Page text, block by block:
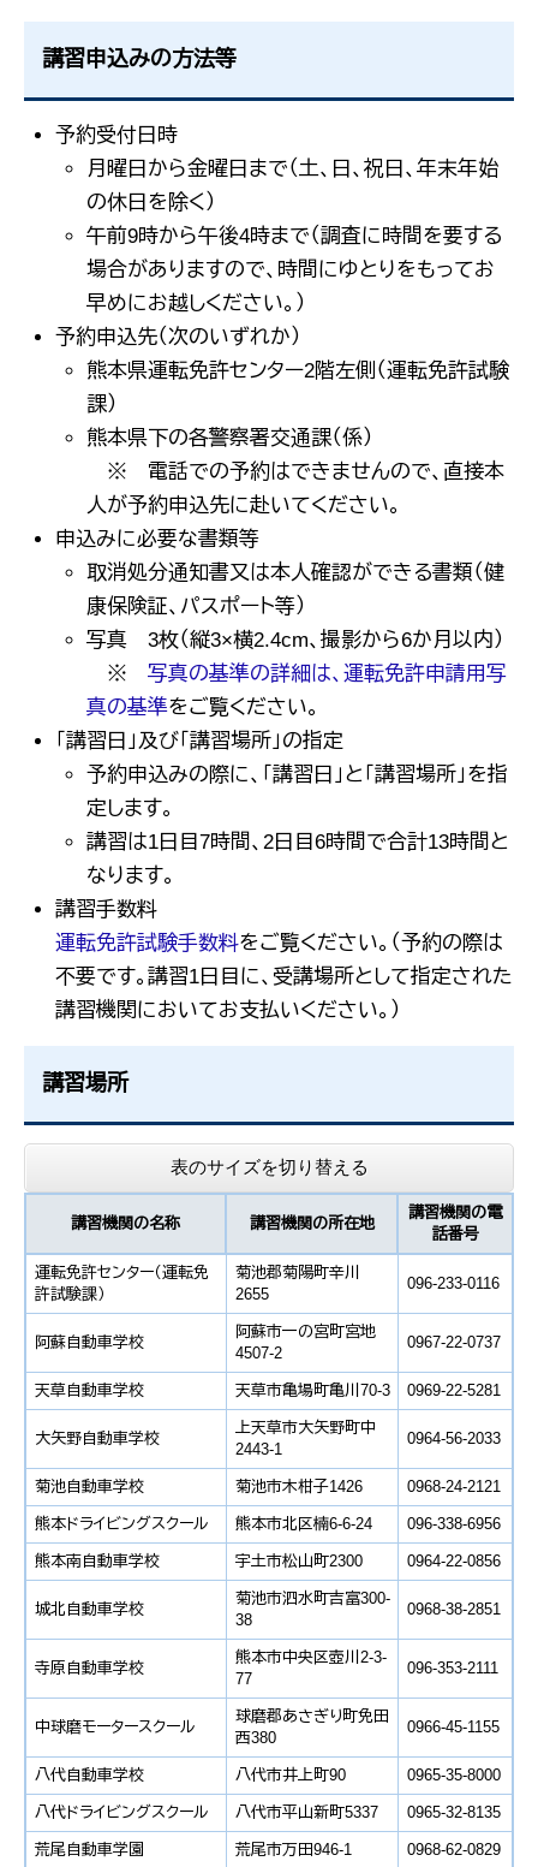
講習申込みの方法等
予約受付日時
月曜日から金曜日まで（土、日、祝日、年末年始
の休日を除く）
午前9時から午後4時まで（調査に時間を要する
場合がありますので、時間にゆとりをもってお
早めにお越しください。）
予約申込先（次のいずれか）
熊本県運転免許センター2階左側（運転免許試験
課）
熊本県下の各警察署交通課（係）
※ 電話での予約はできませんので、直接本
人が予約申込先に赴いてください。
申込みに必要な書類等
取消処分通知書又は本人確認ができる書類（健
康保険証、パスポート等）
写真 3枚（縦3×横2.4cm、撮影から6か月以内）
※ 写真の基準の詳細は、運転免許申請用写
真の基準​をご覧ください。
「講習日」及び「講習場所」の指定
予約申込みの際に、「講習日」と「講習場所」を指
定します。
講習は1日目7時間、2日目6時間で合計13時間と
なります。
講習手数料
運転免許試験手数料をご覧ください。（予約の際は
不要です。講習1日目に、受講場所として指定された
講習機関においてお支払いください。）
講習場所
表のサイズを切り替える
講習機関の名称 講習機関の所在地
講習機関の電
話番号
運転免許センター（運転免
許試験課）
菊池郡菊陽町辛川
2655
096-233-0116
阿蘇自動車学校
阿蘇市一の宮町宮地
4507-2
0967-22-0737
天草自動車学校 天草市亀場町亀川70-3 0969-22-5281
大矢野自動車学校
上天草市大矢野町中
2443-1
0964-56-2033
菊池自動車学校 菊池市木柑子1426 0968-24-2121
熊本ドライビングスクール 熊本市北区楠6-6-24 096-338-6956
熊本南自動車学校 宇土市松山町2300 0964-22-0856
城北自動車学校
菊池市泗水町吉富300-
38
0968-38-2851
寺原自動車学校
熊本市中央区壺川2-3-
77
096-353-2111
中球磨モータースクール
球磨郡あさぎり町免田
西380
0966-45-1155
八代自動車学校 八代市井上町90 0965-35-8000
八代ドライビングスクール 八代市平山新町5337 0965-32-8135
荒尾自動車学園 荒尾市万田946-1 0968-62-0829